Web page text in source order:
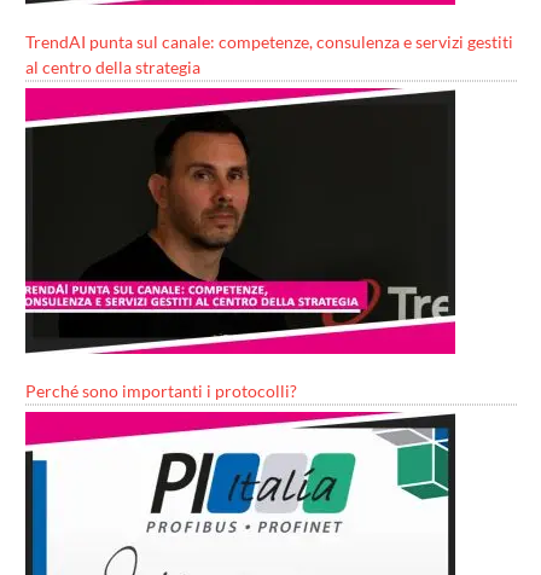
TrendAI punta sul canale: competenze, consulenza e servizi gestiti
al centro della strategia
Perché sono importanti i protocolli?